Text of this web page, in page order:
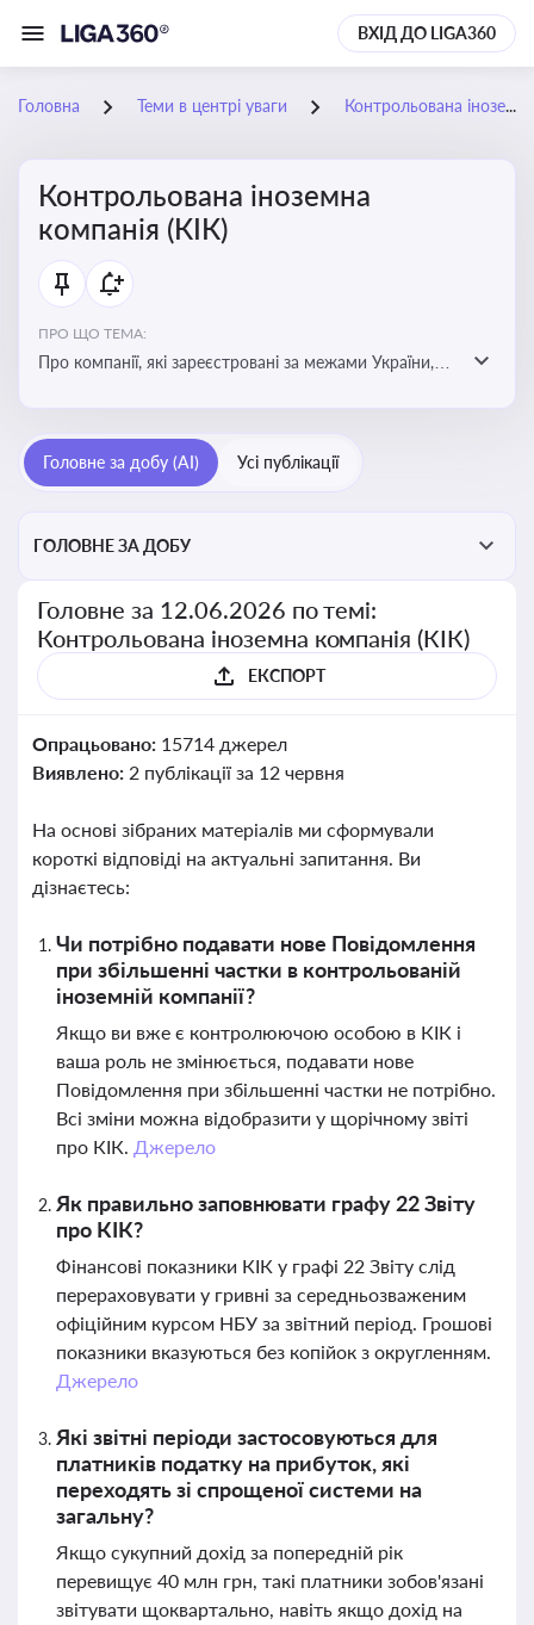
ВХІД ДО LIGA360
Головна Теми в центрі уваги Контрольована іноземна компанія (КІК)
Контрольована іноземна
компанія (КІК)
ПРО ЩО ТЕМА:
Про компанії, які зареєстровані за межами України,
органами України щодо своїх доходів і витрат
Головне за добу (AI) Усі публікації
ГОЛОВНЕ ЗА ДОБУ
Головне за 12.06.2026 по темі:
Контрольована іноземна компанія (КІК)
ЕКСПОРТ
Опрацьовано: 15714 джерел
Виявлено: 2 публікації за 12 червня
На основі зібраних матеріалів ми сформували
короткі відповіді на актуальні запитання. Ви
дізнаєтесь:
Чи потрібно подавати нове Повідомлення
при збільшенні частки в контрольованій
іноземній компанії?
Якщо ви вже є контролюючою особою в КІК і
ваша роль не змінюється, подавати нове
Повідомлення при збільшенні частки не потрібно.
Всі зміни можна відобразити у щорічному звіті
про КІК. Джерело
Як правильно заповнювати графу 22 Звіту
про КІК?
Фінансові показники КІК у графі 22 Звіту слід
перераховувати у гривні за середньозваженим
офіційним курсом НБУ за звітний період. Грошові
показники вказуються без копійок з округленням.
Джерело
Які звітні періоди застосовуються для
платників податку на прибуток, які
переходять зі спрощеної системи на
загальну?
Якщо сукупний дохід за попередній рік
перевищує 40 млн грн, такі платники зобов'язані
звітувати щоквартально, навіть якщо дохід на